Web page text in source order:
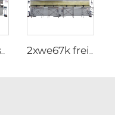
Frein à presse en tandem CNC avec contrôleur cybelec touch 12